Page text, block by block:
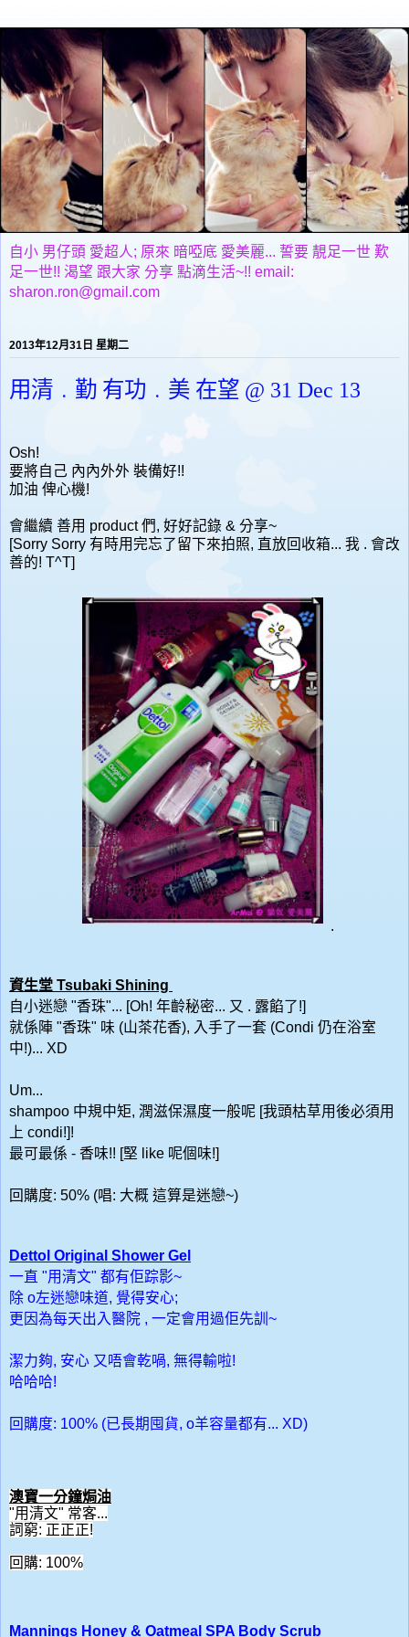
自小 男仔頭 愛超人; 原來 暗啞底 愛美麗... 誓要 靚足一世 歎
足一世!! 渴望 跟大家 分享 點滴生活~!! email:
sharon.ron@gmail.com
2013年12月31日 星期二
用清﹒勤 有功﹒美 在望 @ 31 Dec 13
Osh!
要將自己 內內外外 裝備好!!
加油 俾心機!
會繼續 善用 product 們, 好好記錄 & 分享~
[Sorry Sorry 有時用完忘了留下來拍照, 直放回收箱... 我 . 會改
善的! T^T]
.
資生堂 Tsubaki Shining
自小迷戀 "香珠"... [Oh! 年齡秘密... 又 . 露餡了!]
就係陣 "香珠" 味 (山茶花香), 入手了一套 (Condi 仍在浴室
中!)... XD
Um...
shampoo 中規中矩, 潤滋保濕度一般呢 [我頭枯草用後必須用
上 condi!]!
最可最係 - 香味!! [堅 like 呢個味!]
回購度: 50% (唱: 大概 這算是迷戀~)
Dettol Original Shower Gel
一直 "用清文" 都有佢踪影~
除 o左迷戀味道, 覺得安心;
更因為每天出入醫院 , 一定會用過佢先訓~
潔力夠, 安心 又唔會乾喎, 無得輸啦!
哈哈哈!
回購度: 100% (已長期囤貨, o羊容量都有... XD)
澳寶一分鐘焗油
"用清文" 常客...
詞窮: 正正正!
回購: 100%
Mannings Honey & Oatmeal SPA Body Scrub